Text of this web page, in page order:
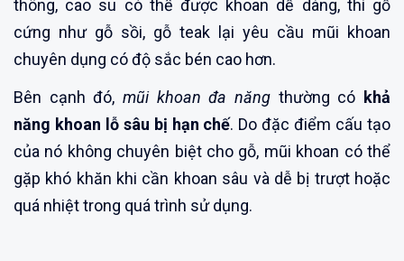
thông, cao su có thể được khoan dễ dàng, thì gỗ
cứng như gỗ sồi, gỗ teak lại yêu cầu mũi khoan
chuyên dụng có độ sắc bén cao hơn.
Bên cạnh đó, mũi khoan đa năng thường có khả
năng khoan lỗ sâu bị hạn chế. Do đặc điểm cấu tạo
của nó không chuyên biệt cho gỗ, mũi khoan có thể
gặp khó khăn khi cần khoan sâu và dễ bị trượt hoặc
quá nhiệt trong quá trình sử dụng.